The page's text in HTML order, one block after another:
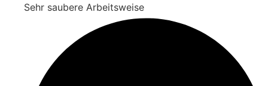
Sehr saubere Arbeitsweise